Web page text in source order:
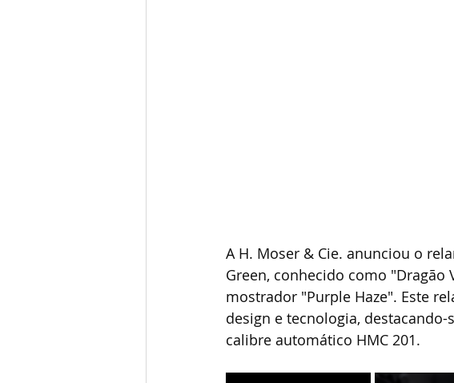
A H. Moser & Cie. anunciou o
Green, conhecido como
mostrador "Purple Haze". Este
design e tecnologia,
calibre automático HMC 201.